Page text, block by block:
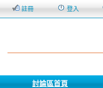
註冊 登入
討論區首頁